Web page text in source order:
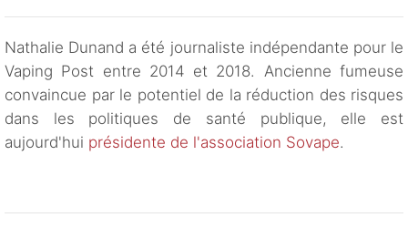
Nathalie Dunand a été journaliste indépendante pour le
Vaping Post entre 2014 et 2018. Ancienne fumeuse
convaincue par le potentiel de la réduction des risques
dans les politiques de santé publique, elle est
aujourd'hui présidente de l'association Sovape.